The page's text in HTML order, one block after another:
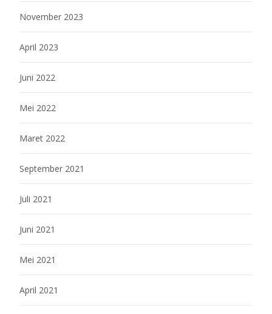
November 2023
April 2023
Juni 2022
Mei 2022
Maret 2022
September 2021
Juli 2021
Juni 2021
Mei 2021
April 2021